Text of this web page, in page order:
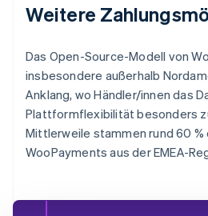
Weitere
Das Open-Source-Modell von
insbesondere außerhalb
Anklang, wo Händler/innen das
Plattformflexibilität besonders
Mittlerweile stammen rund 60 %
WooPayments aus der EMEA-